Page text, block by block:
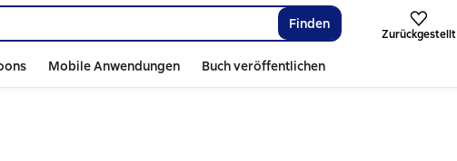
Finden
Zurückgestellt
Mobile Anwendungen Buch veröffentlichen